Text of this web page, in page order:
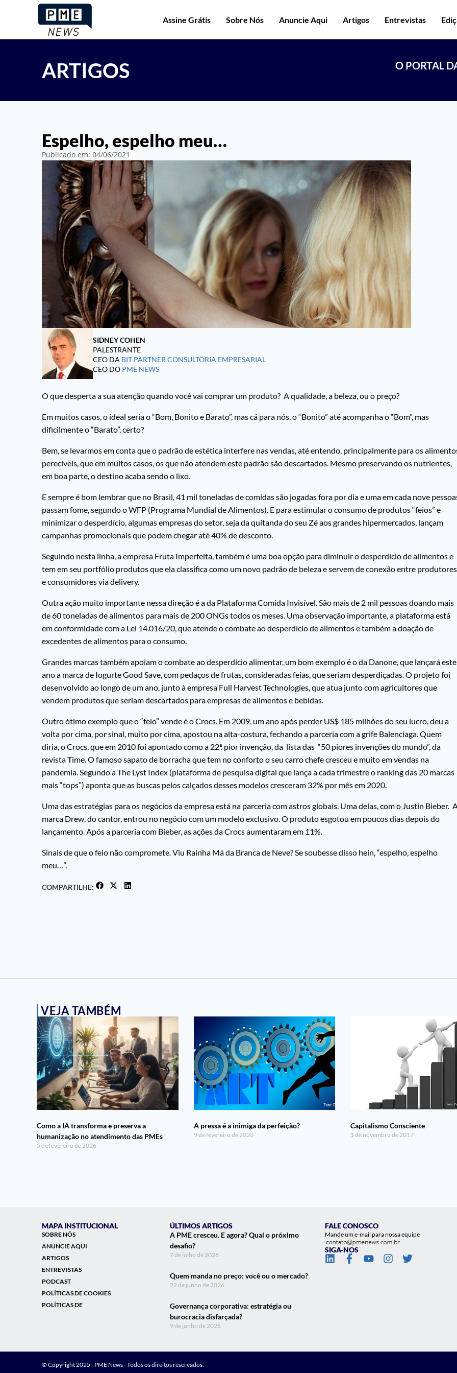
Assine Grátis Sobre Nós Anuncie Aqui Artigos Entrevistas
ARTIGOS O PORTAL
Espelho, espelho meu…
Publicado em: 04/06/2021
SIDNEY COHEN
PALESTRANTE
CEO DA BIT PARTNER CONSULTORIA EMPRESARIAL
CEO DO PME NEWS
O que desperta a sua atenção quando você vai comprar um produto? A qualidade, a beleza, ou o preço?
Em muitos casos, o ideal seria o “Bom, Bonito e Barato”, mas cá para nós, o “Bonito” até acompanha o “Bom”, mas
dificilmente o “Barato”, certo?
Bem, se levarmos em conta que o padrão de estética interfere nas vendas, até entendo, principalmente para os
perecíveis, que em muitos casos, os que não atendem este padrão são descartados. Mesmo preservando os nutrientes,
em boa parte, o destino acaba sendo o lixo.
E sempre é bom lembrar que no Brasil, 41 mil toneladas de comidas são jogadas fora por dia e uma em cada nove
passam fome, segundo o WFP (Programa Mundial de Alimentos). E para estimular o consumo de produtos “feios” e
minimizar o desperdício, algumas empresas do setor, seja da quitanda do seu Zé aos grandes hipermercados, lançam
campanhas promocionais que podem chegar até 40% de desconto.
Seguindo nesta linha, a empresa Fruta Imperfeita, também é uma boa opção para diminuir o desperdício de alimentos e
tem em seu portfólio produtos que ela classifica como um novo padrão de beleza e servem de conexão entre produtores
e consumidores via delivery.
Outra ação muito importante nessa direção é a da Plataforma Comida Invisível. São mais de 2 mil pessoas doando mais
de 60 toneladas de alimentos para mais de 200 ONGs todos os meses. Uma observação importante, a plataforma está
em conformidade com a Lei 14.016/20, que atende o combate ao desperdício de alimentos e também a doação de
excedentes de alimentos para o consumo.
Grandes marcas também apoiam o combate ao desperdício alimentar, um bom exemplo é o da Danone, que lançará este
ano a marca de Iogurte Good Save, com pedaços de frutas, consideradas feias, que seriam desperdiçadas. O projeto foi
desenvolvido ao longo de um ano, junto à empresa Full Harvest Technologies, que atua junto com agricultores que
vendem produtos que seriam descartados para empresas de alimentos e bebidas.
Outro ótimo exemplo que o “feio” vende é o Crocs. Em 2009, um ano após perder US$ 185 milhões do seu lucro, deu a
volta por cima, por sinal, muito por cima, apostou na alta-costura, fechando a parceria com a grife Balenciaga. Quem
diria, o Crocs, que em 2010 foi apontado como a 22ª. pior invenção, da lista das “50 piores invenções do mundo”, da
revista Time. O famoso sapato de borracha que tem no conforto o seu carro chefe cresceu e muito em vendas na
pandemia. Segundo a The Lyst Index (plataforma de pesquisa digital que lança a cada trimestre o ranking das 20 marcas
mais “tops”) aponta que as buscas pelos calçados desses modelos cresceram 32% por mês em 2020.
Uma das estratégias para os negócios da empresa está na parceria com astros globais. Uma delas, com o Justin Bieber.
marca Drew, do cantor, entrou no negócio com um modelo exclusivo. O produto esgotou em poucos dias depois do
lançamento. Após a parceria com Bieber, as ações da Crocs aumentaram em 11%.
Sinais de que o feio não compromete. Viu Rainha Má da Branca de Neve? Se soubesse disso hein, “espelho, espelho
meu…”.
COMPARTILHE:
VEJA TAMBÉM
Como a IA transforma e preserva a
humanização no atendimento das PMEs
5 de fevereiro de 2026
A pressa é a inimiga da perfeição?
9 de fevereiro de 2020
Capitalismo Consciente
1 de novembro de 2017
MAPA INSTITUCIONAL
SOBRE NÓS
ANUNCIE AQUI
ARTIGOS
ENTREVISTAS
PODCAST
POLÍTICAS DE COOKIES
POLÍTICAS DE
ÚLTIMOS ARTIGOS
A PME cresceu. E agora? Qual o próximo
desafio?
7 de julho de 2026
Quem manda no preço: você ou o mercado?
22 de junho de 2026
Governança corporativa: estratégia ou
burocracia disfarçada?
9 de junho de 2026
FALE CONOSCO
Mande um e-mail para nossa equipe
SIGA-NOS
© Copyright 2025 - PME News - Todos os direitos reservados.